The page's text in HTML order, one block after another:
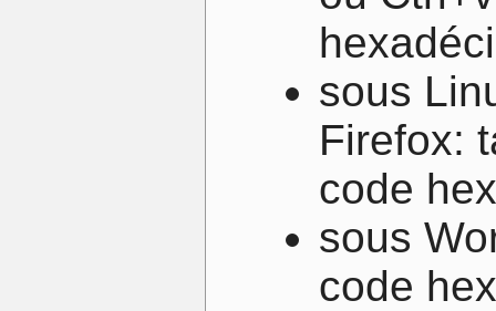
sous
Firefox:
code
sous
code